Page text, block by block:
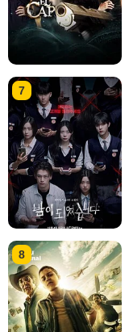
7
8